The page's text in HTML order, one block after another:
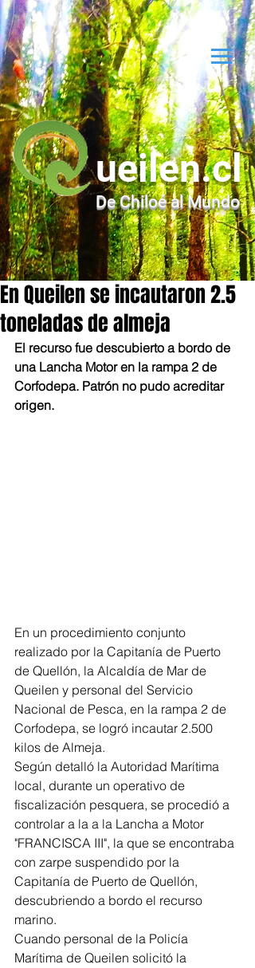
ueilen.cl
De Chiloé al Mundo
En Queilen se incautaron 2.5
toneladas de almeja
El recurso fue descubierto a bordo de
una Lancha Motor en la rampa 2 de
Corfodepa. Patrón no pudo acreditar
origen.
En un procedimiento conjunto
realizado por la Capitanía de Puerto
de Quellón, la Alcaldía de Mar de
Queilen y personal del Servicio
Nacional de Pesca, en la rampa 2 de
Corfodepa, se logró incautar 2.500
kilos de Almeja.
Según detalló la Autoridad Marítima
local, durante un operativo de
fiscalización pesquera, se procedió a
controlar a la a la Lancha a Motor
"FRANCISCA III", la que se encontraba
con zarpe suspendido por la
Capitanía de Puerto de Quellón,
descubriendo a bordo el recurso
marino.
Cuando personal de la Policía
Marítima de Queilen solicitó la